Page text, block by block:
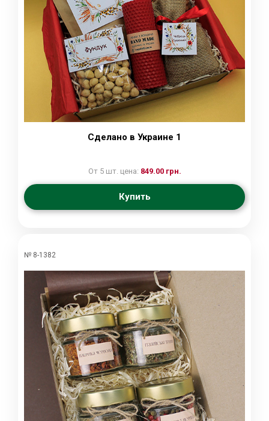
Сделано в Украине 1
От 5 шт. цена: 849.00 грн.
Купить
№ 8-1382